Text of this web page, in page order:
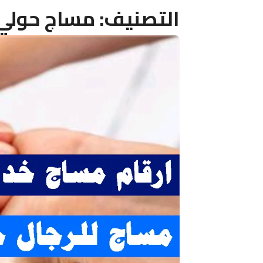
التصنيف:مساج حولي ٢٤